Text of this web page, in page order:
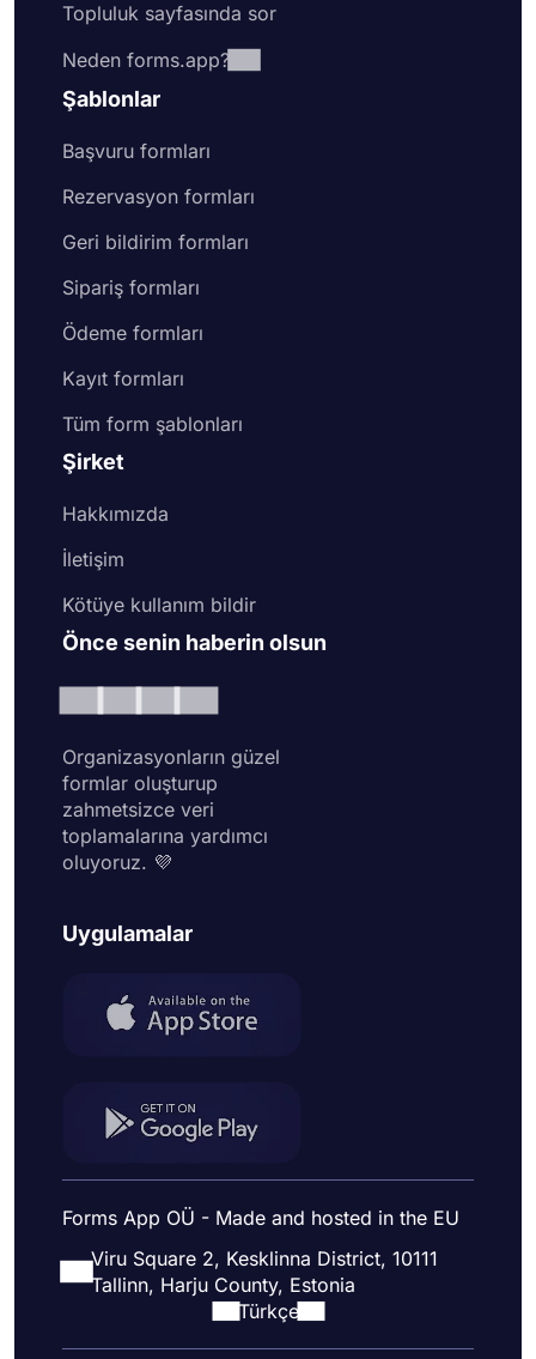
Topluluk sayfasında sor
Neden forms.app?
Şablonlar
Başvuru formları
Rezervasyon formları
Geri bildirim formları
Sipariş formları
Ödeme formları
Kayıt formları
Tüm form şablonları
Şirket
Hakkımızda
İletişim
Kötüye kullanım bildir
Önce senin haberin olsun
Organizasyonların güzel
formlar oluşturup
zahmetsizce veri
toplamalarına yardımcı
oluyoruz. 💜
Uygulamalar
Forms App OÜ - Made and hosted in the EU
Viru Square 2, Kesklinna District, 10111
Tallinn, Harju County, Estonia
Türkçe